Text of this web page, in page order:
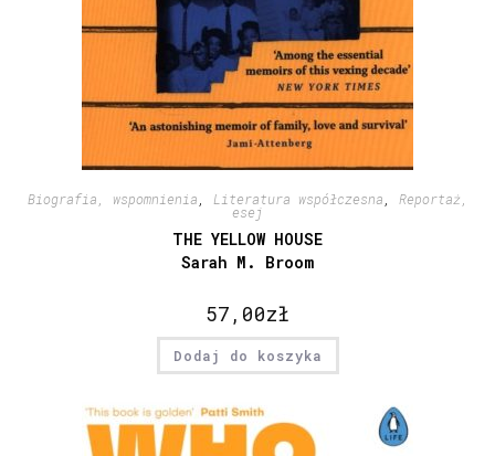
Biografia, wspomnienia Literatura współczesna Reportaż,
esej
THE YELLOW HOUSE
Sarah M. Broom
57,00zł
Dodaj do koszyka